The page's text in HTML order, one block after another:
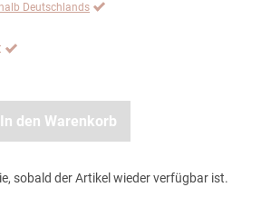
Deutschlands
In den Warenkorb
sobald der Artikel wieder verfügbar ist.